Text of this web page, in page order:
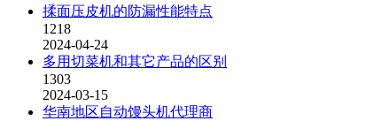
揉面压皮机的防漏性能特点
1218
2024-04-24
多用切菜机和其它产品的区别
1303
2024-03-15
华南地区自动馒头机代理商